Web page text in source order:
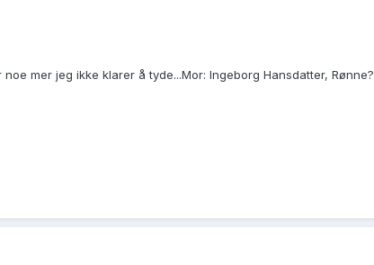
mer jeg ikke klarer å tyde...Mor: Ingeborg Hansdatter, Rønne?